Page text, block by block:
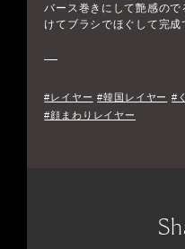
バース巻きにして艶感の
けてブラシでほぐして完成
#レイヤー #韓国レイヤー #
#顔まわりレイヤー